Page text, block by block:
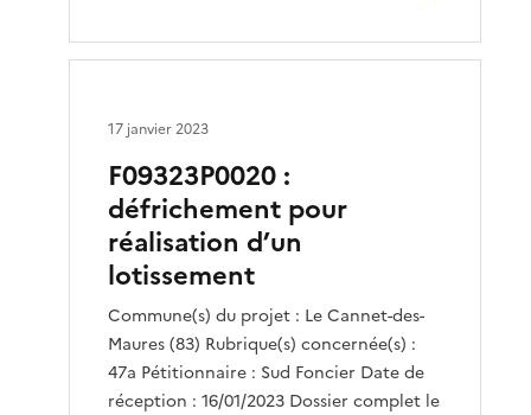
F09323P0020 :
défrichement pour
réalisation d’un
lotissement
Commune(s) du projet : Le Cannet-des-
Maures (83) Rubrique(s) concernée(s) :
47a Pétitionnaire : Sud Foncier Date de
réception : 16/01/2023 Dossier complet le
17 janvier 2023